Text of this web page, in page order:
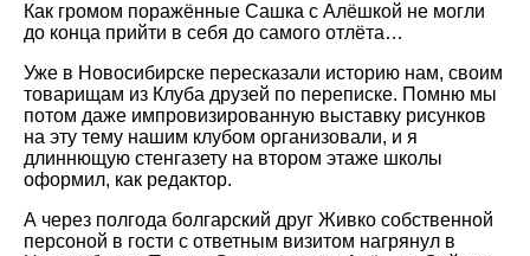
Как громом поражённые Сашка с Алёшкой не могли
до конца прийти в себя до самого отлёта…
Уже в Новосибирске пересказали историю нам, своим
товарищам из Клуба друзей по переписке. Помню мы
потом даже импровизированную выставку рисунков
на эту тему нашим клубом организовали, и я
длиннющую стенгазету на втором этаже школы
оформил, как редактор.
А через полгода болгарский друг Живко собственной
персоной в гости с ответным визитом нагрянул в